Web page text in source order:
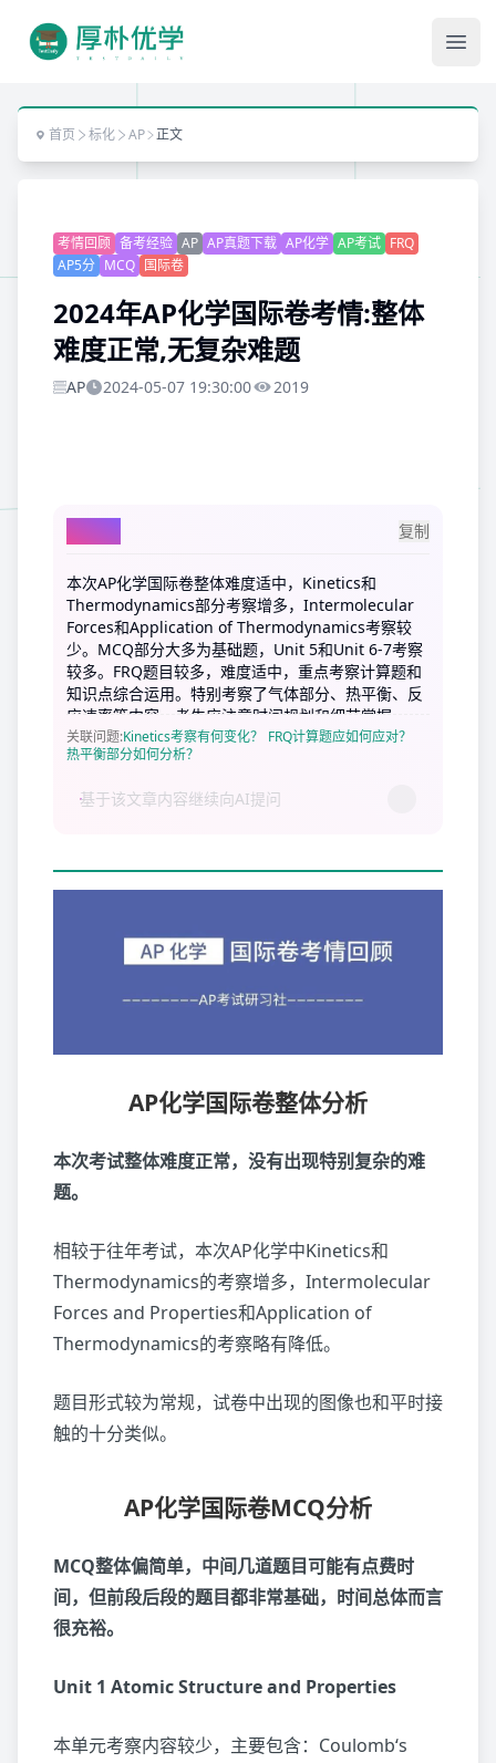
首页 标化 AP 正文
考情回顾 备考经验 AP AP真题下载 AP化学 AP考试 FRQ
AP5分 MCQ 国际卷
2024年AP化学国际卷考情:整体
难度正常,无复杂难题
AP 2024-05-07 19:30:00 2019
AI总结 复制
本次AP化学国际卷整体难度适中，Kinetics和
Thermodynamics部分考察增多，Intermolecular
Forces和Application of Thermodynamics考察较
少。MCQ部分大多为基础题，Unit 5和Unit 6-7考察
较多。FRQ题目较多，难度适中，重点考察计算题和
知识点综合运用。特别考察了气体部分、热平衡、反
应速率等内容。考生应注意时间规划和细节掌握。
关联问题:Kinetics考察有何变化？
FRQ计算题应如何应对？
热平衡部分如何分析？
AP化学国际卷整体分析
本次考试整体难度正常，没有出现特别复杂的难
题。
相较于往年考试，本次AP化学中Kinetics和
Thermodynamics的考察增多，Intermolecular
Forces and Properties和Application of
Thermodynamics的考察略有降低。
题目形式较为常规，试卷中出现的图像也和平时接
触的十分类似。
AP化学国际卷MCQ分析
MCQ整体偏简单，中间几道题目可能有点费时
间，但前段后段的题目都非常基础，时间总体而言
很充裕。
Unit 1 Atomic Structure and Properties
本单元考察内容较少，主要包含：Coulomb‘s